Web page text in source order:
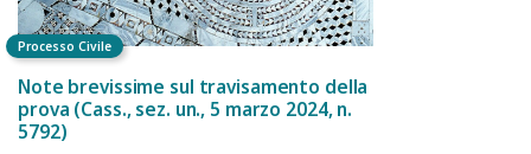
Processo Civile
Note brevissime sul travisamento della
prova (Cass., sez. un., 5 marzo 2024, n.
5792)